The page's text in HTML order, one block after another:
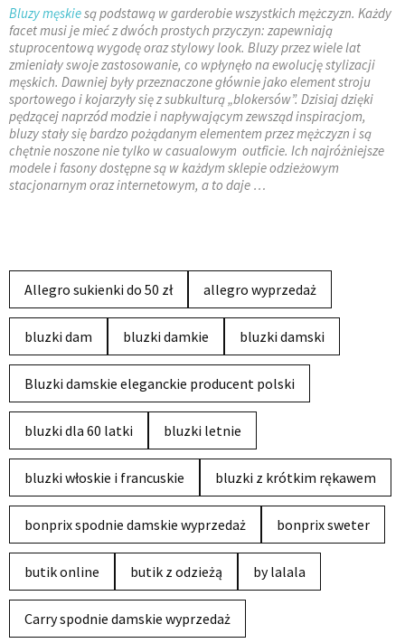
Bluzy męskiesą podstawą w garderobie wszystkich mężczyzn. Każdy
facet musi je mieć z dwóch prostych przyczyn: zapewniają
stuprocentową wygodę oraz stylowy look. Bluzy przez wiele lat
zmieniały swoje zastosowanie, co wpłynęło na ewolucję stylizacji
męskich. Dawniej były przeznaczone głównie jako element stroju
sportowego i kojarzyły się z subkulturą „blokersów”. Dzisiaj dzięki
pędzącej naprzód modzie i napływającym zewsząd inspiracjom,
bluzy stały się bardzo pożądanym elementem przez mężczyzn i są
chętnie noszone nie tylko w casualowym outficie. Ich najróżniejsze
modele i fasony dostępne są w każdym sklepie odzieżowym
stacjonarnym oraz internetowym, a to daje …
Allegro sukienki do 50 zł allegro wyprzedaż
bluzki dam bluzki damkie bluzki damski
Bluzki damskie eleganckie producent polski
bluzki dla 60 latki bluzki letnie
bluzki włoskie i francuskie bluzki z krótkim rękawem
bonprix spodnie damskie wyprzedaż bonprix sweter
butik online butik z odzieżą by lalala
Carry spodnie damskie wyprzedaż